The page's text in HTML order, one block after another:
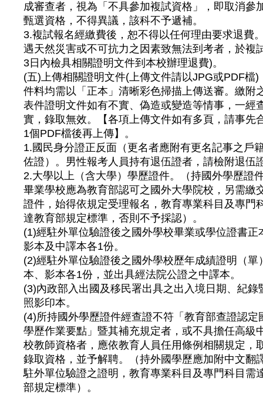
成審查者，視為「不具參加複試資格」，即取消參
甄選資格，不得異議，該科不予遞補。
3.複試報名經繳費後，恕不得以任何理由要求退費
遇天然災害或不可抗力之因素致無法到考者，於複
3日內檢具相關證明文件到本校辦理退費)。
(五)上傳相關證明文件(上傳文件請以JPG或PDF檔)
件料均需以「正本」清晰彩色掃描上傳送審。繳附
表件證明文件如有不實、偽造或變造等情事，一經
實，錄取無效。【各項上傳文件如有多頁，請事先
1個PDF檔後再上傳】。
1.國民身分證正反面（更名者應附有更名記事之戶
佐證）。男性報考人員持有退伍證者，請檢附退伍
2.大學以上（含大學）學歷證件。（持國外學歷證
畢業學校應為教育部認可之國外大學院校，另需繳
證件，始得依規定受理報名，教育專業科目及專門
達教育部規定標準，否則不予採認）。
(1)經駐外單位驗證後之國外學校畢業或學位證書正
影本及中譯本各1份。
(2)經駐外單位驗證後之國外學校歷年成績證明（單
本、影本各1份，並出具經法院公證之中譯本。
(3)內政部入出國及移民署出具之出入境日期、紀錄
照影印本。
(4)所持國外學歷證件經查證不符「教育部查證認定
學歷作業要點」暨其補充規定者，或不具擔任高級
校教師資格者，應依教育人員任用條例相關規定，
錄取資格，並予解聘。（持外國學歷應加附中文翻
駐外單位驗證之證明，教育專業科目及專門科目需
部規定標準）。